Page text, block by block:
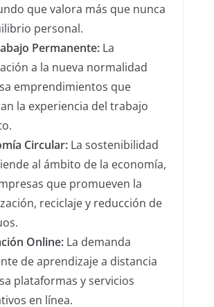
que valora más que nunca
personal.
Permanente:La
a la nueva normalidad
emprendimientos que
la experiencia del trabajo
Circular:La sostenibilidad
al ámbito de la economía,
que promueven la
reciclaje y reducción de
Online:La demanda
de aprendizaje a distancia
plataformas y servicios
en línea.